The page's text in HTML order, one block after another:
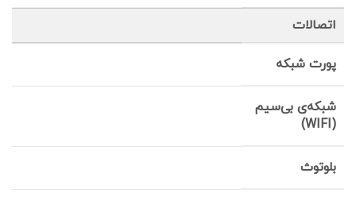
اتصالات
پورت شبکه
شبکه‌ی بی‌سیم
(WIFI)
بلوتوث